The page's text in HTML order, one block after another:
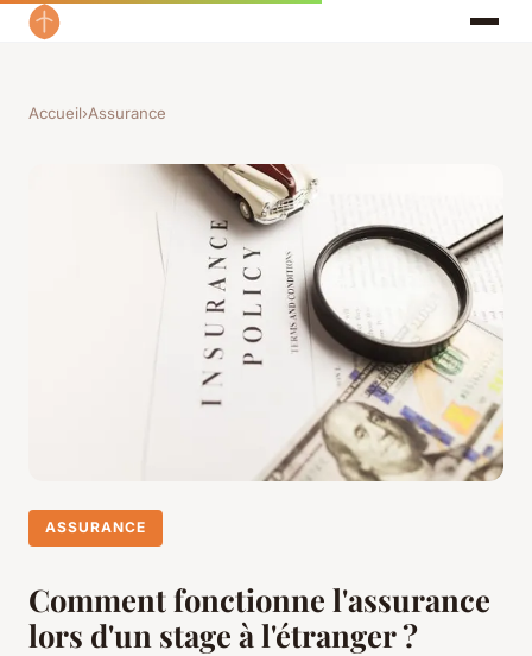
Accueil›Assurance
ASSURANCE
Comment fonctionne l'assurance
lors d'un stage à l'étranger ?